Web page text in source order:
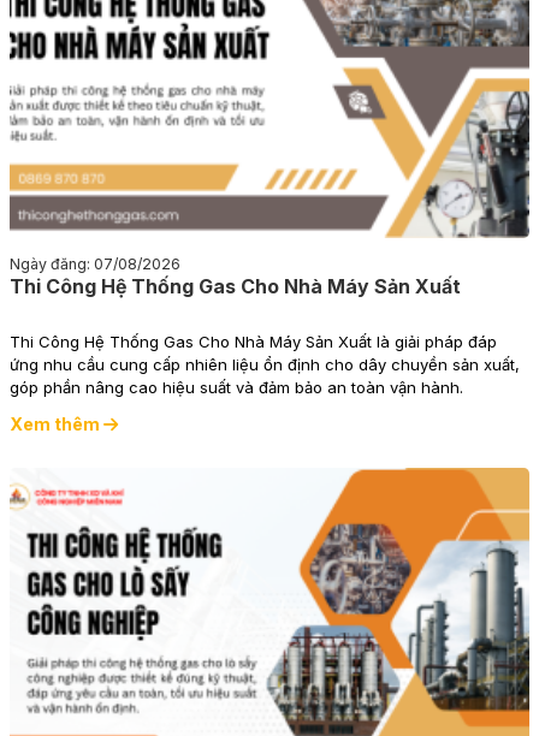
Ngày đăng: 07/08/2026
Thi Công Hệ Thống Gas Cho Nhà Máy Sản Xuất
Thi Công Hệ Thống Gas Cho Nhà Máy Sản Xuất là giải pháp đáp
ứng nhu cầu cung cấp nhiên liệu ổn định cho dây chuyền sản xuất,
góp phần nâng cao hiệu suất và đảm bảo an toàn vận hành.
Xem thêm